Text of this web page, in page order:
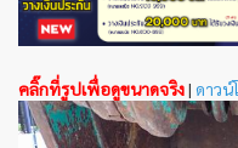
คลิ๊กที่รูปเพื่อดูขนาดจริง| ดาว